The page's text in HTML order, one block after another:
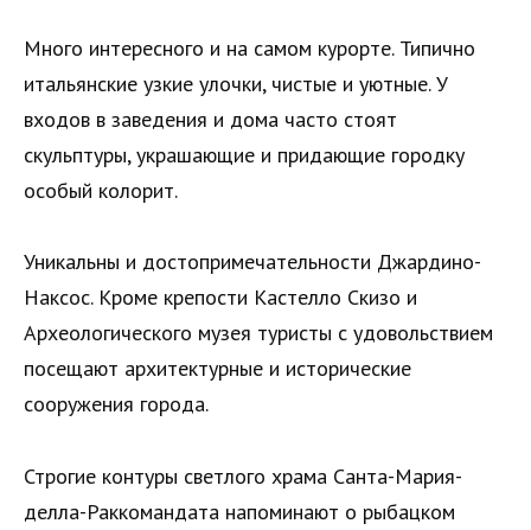
Много интересного и на самом курорте. Типично
итальянские узкие улочки, чистые и уютные. У
входов в заведения и дома часто стоят
скульптуры, украшающие и придающие городку
особый колорит.
Уникальны и достопримечательности Джардино-
Наксос. Кроме крепости Кастелло Скизо и
Археологического музея туристы с удовольствием
посещают архитектурные и исторические
сооружения города.
Строгие контуры светлого храма Санта-Мария-
делла-Раккомандата напоминают о рыбацком